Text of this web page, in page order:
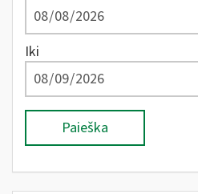
Iki
Paieška